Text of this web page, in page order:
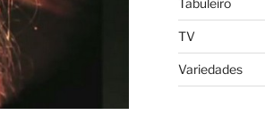
Tabuleiro
TV
Variedades